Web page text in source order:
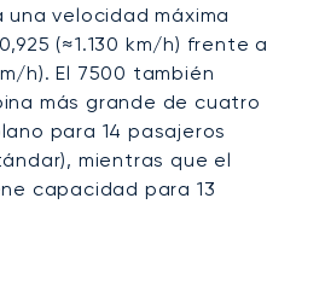
una velocidad máxima
(≈1.130 km/h) frente a
h). El 7500 también
más grande de cuatro
para 14 pasajeros
mientras que el
capacidad para 13